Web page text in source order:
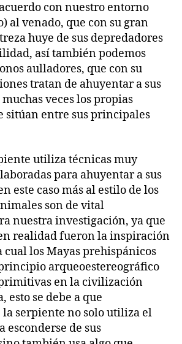
con nuestro entorno
al venado, que con su gran
huye de sus depredadores
así también podemos
aulladores, que con su
tratan de ahuyentar a sus
veces los propias
sitúan entre sus principales
utiliza técnicas muy
para ahuyentar a sus
este caso más al estilo de los
son de vital
nuestra investigación, ya que
realidad fueron la inspiración
cual los Mayas prehispánicos
arqueoestereográfico
en la civilización
esto se debe a que
serpiente no solo utiliza el
esconderse de sus